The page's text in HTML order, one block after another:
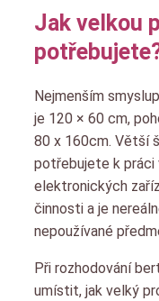
Jak velkou
Nejmenším
je 120 × 60 cm,
80 x 160cm. Větší
potřebujete k práci
elektronických
činnosti a je
nepoužívané
Při rozhodování
umístit, jak velký